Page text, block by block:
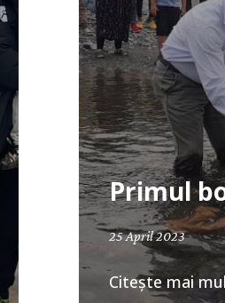
Primul
25 April 2023
Citește mai